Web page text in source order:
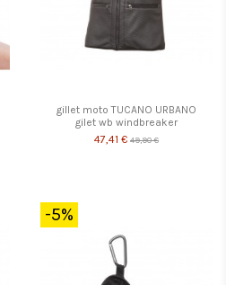
gillet moto TUCANO URBANO
gilet wb windbreaker
47,41 € 49,90 €
-5%